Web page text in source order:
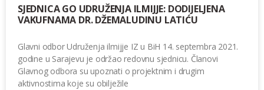
SJEDNICA GO UDRUŽENJA ILMIJJE: DODIJELJENA
VAKUFNAMA DR. DŽEMALUDINU LATIĆU
Glavni odbor Udruženja ilmijje IZ u BiH 14. septembra 2021.
godine u Sarajevu je održao redovnu sjednicu. Članovi
Glavnog odbora su upoznati o projektnim i drugim
aktivnostima koje su obilježile